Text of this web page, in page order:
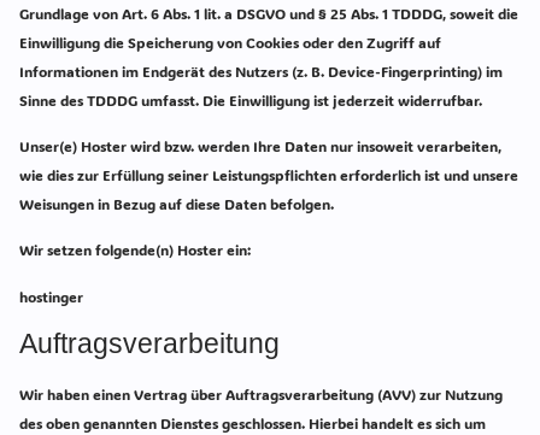
Grundlage von Art. 6 Abs. 1 lit. a DSGVO und § 25 Abs. 1 TDDDG, soweit die
Einwilligung die Speicherung von Cookies oder den Zugriff auf
Informationen im Endgerät des Nutzers (z. B. Device-Fingerprinting) im
Sinne des TDDDG umfasst. Die Einwilligung ist jederzeit widerrufbar.
Unser(e) Hoster wird bzw. werden Ihre Daten nur insoweit verarbeiten,
wie dies zur Erfüllung seiner Leistungspflichten erforderlich ist und unsere
Weisungen in Bezug auf diese Daten befolgen.
Wir setzen folgende(n) Hoster ein:
hostinger
Auftragsverarbeitung
Wir haben einen Vertrag über Auftragsverarbeitung (AVV) zur Nutzung
des oben genannten Dienstes geschlossen. Hierbei handelt es sich um